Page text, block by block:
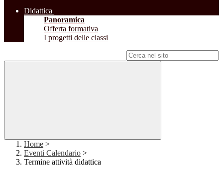
Didattica
Panoramica
Offerta formativa
I progetti delle classi
Home >
Eventi Calendario >
Termine attività didattica